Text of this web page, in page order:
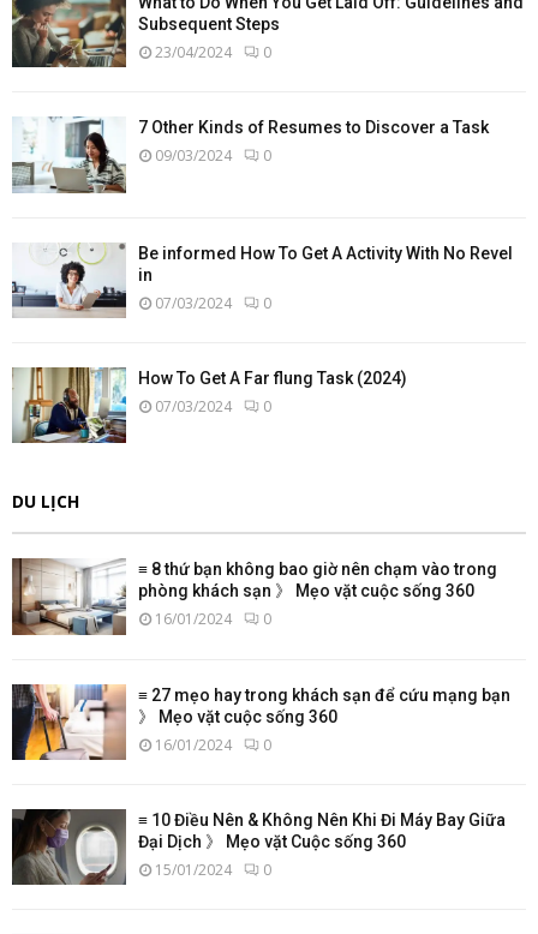
Subsequent Steps
23/04/2024 0
7 Other Kinds of Resumes to Discover a Task
09/03/2024 0
Be informed How To Get A Activity With No Revel
in
07/03/2024 0
How To Get A Far flung Task (2024)
07/03/2024 0
DU LỊCH
≡ 8 thứ bạn không bao giờ nên chạm vào trong
phòng khách sạn 》 Mẹo vặt cuộc sống 360
16/01/2024 0
≡ 27 mẹo hay trong khách sạn để cứu mạng bạn
》 Mẹo vặt cuộc sống 360
16/01/2024 0
≡ 10 Điều Nên & Không Nên Khi Đi Máy Bay Giữa
Đại Dịch 》 Mẹo vặt Cuộc sống 360
15/01/2024 0